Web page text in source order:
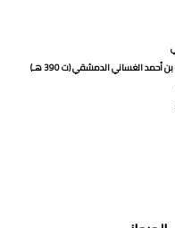
أحمد الغساني الدمشقي (ت 390 هـ)